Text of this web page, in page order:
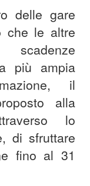
delle gare
che le altre
più ampia
il
alla
lo
di sfruttare
fino al 31